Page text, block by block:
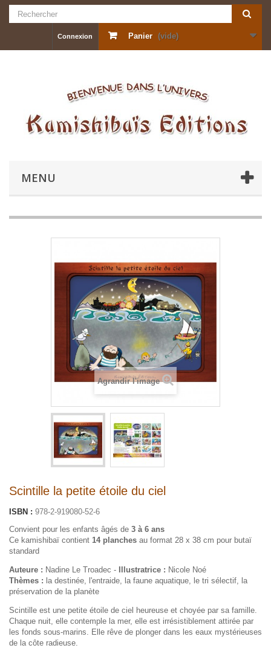
Panier (vide)
Connexion
MENU
Agrandir l'image
Scintille la petite étoile du ciel
ISBN : 978-2-919080-52-6
Convient pour les enfants âgés de 3 à 6 ans
Ce kamishibaï contient 14 planches au format 28 x 38 cm pour butaï
standard
Auteure : Nadine Le Troadec - Illustratrice : Nicole Noé
Thèmes : la destinée, l'entraide, la faune aquatique, le tri sélectif, la
préservation de la planète
Scintille est une petite étoile de ciel heureuse et choyée par sa famille.
Chaque nuit, elle contemple la mer, elle est irrésistiblement attirée par
les fonds sous-marins. Elle rêve de plonger dans les eaux mystérieuses
de la côte radieuse.